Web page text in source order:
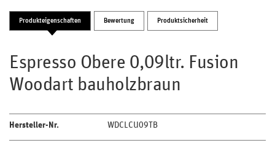
Produkteigenschaften Bewertung Produktsicherheit
Espresso Obere 0,09ltr. Fusion
Woodart bauholzbraun
Hersteller-Nr. WDCLCU09TB